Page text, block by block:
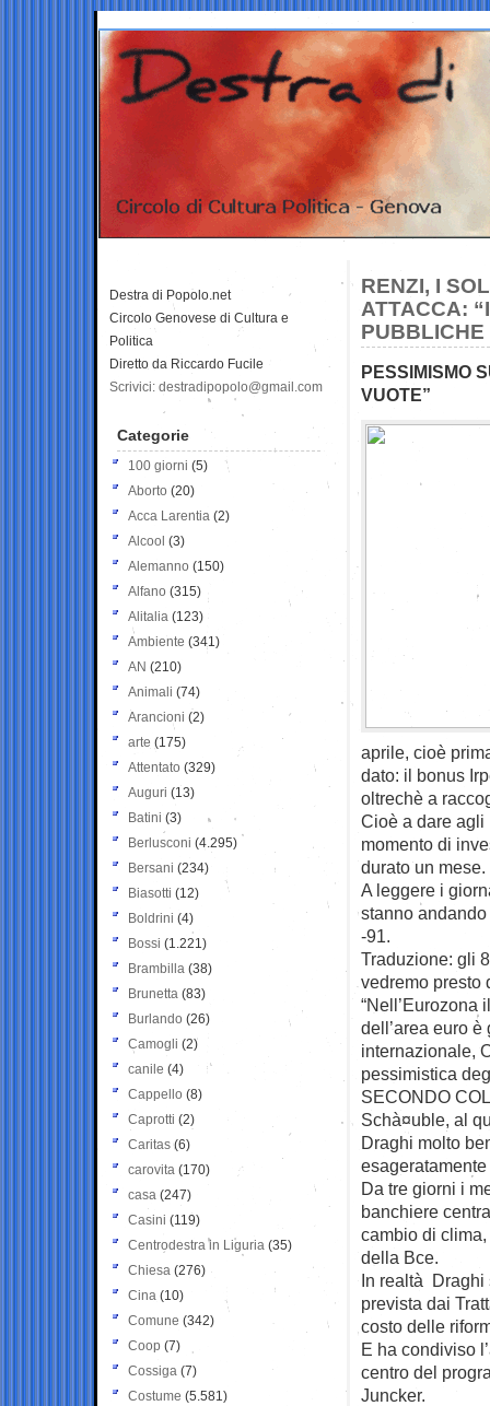
RENZI, I
ATTACCA:
PUBBLICHE
PESSIMISMO
VUOTE”
aprile, cioè
dato: il bonus
oltrechè a
Cioè a dare agli
momento di
durato un mese.
A leggere i
stanno
-91.
Traduzione: gli
vedremo presto
dell’area euro
internazionale,
pessimistica
SECONDO
Schà¤uble, al
Draghi molto
esageratamente
Da tre giorni i
banchiere
cambio di
della Bce.
In realtà Draghi
prevista dai
costo delle
E ha condiviso
centro del
Juncker.
Destra di Popolo.net
Circolo Genovese di Cultura e
Politica
Diretto da Riccardo Fucile
Scrivici: destradipopolo@gmail.com
Categorie
100 giorni (5)
Aborto (20)
Acca Larentia (2)
Alcool (3)
Alemanno (150)
Alfano (315)
Alitalia (123)
Ambiente (341)
AN (210)
Animali (74)
Arancioni (2)
arte (175)
Attentato (329)
Auguri (13)
Batini (3)
Berlusconi (4.295)
Bersani (234)
Biasotti (12)
Boldrini (4)
Bossi (1.221)
Brambilla (38)
Brunetta (83)
Burlando (26)
Camogli (2)
canile (4)
Cappello (8)
Caprotti (2)
Caritas (6)
carovita (170)
casa (247)
Casini (119)
Centrodestra in Liguria (35)
Chiesa (276)
Cina (10)
Comune (342)
Coop (7)
Cossiga (7)
Costume (5.581)